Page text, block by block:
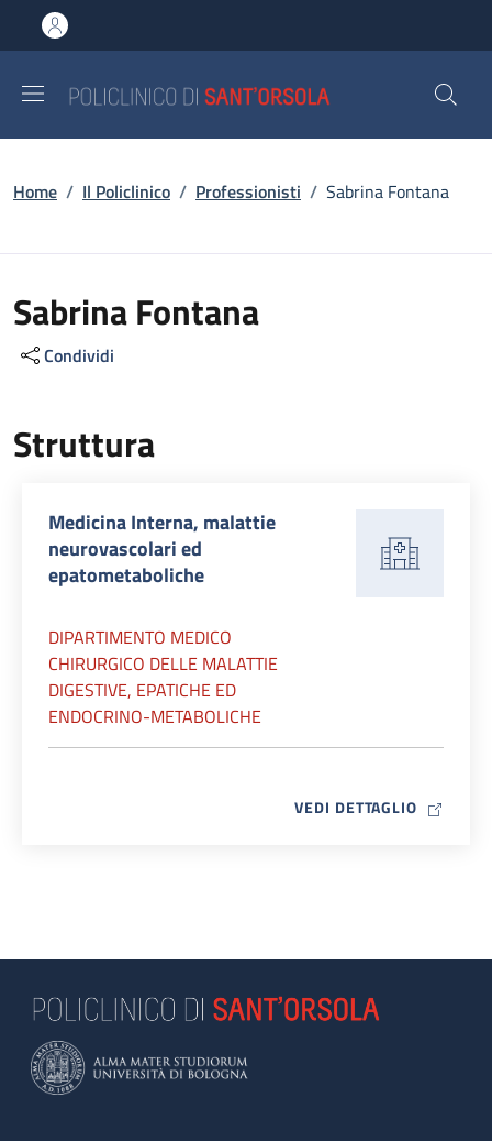
al contenuto principale
to footer content
Briciole di pane
Home / Il Policlinico / Professionisti / Sabrina Fontana
Sabrina Fontana
Condividi
Struttura
Medicina Interna, malattie
neurovascolari ed
epatometaboliche
DIPARTIMENTO MEDICO
CHIRURGICO DELLE MALATTIE
DIGESTIVE, EPATICHE ED
ENDOCRINO-METABOLICHE
VEDI DETTAGLIO MAP ICON